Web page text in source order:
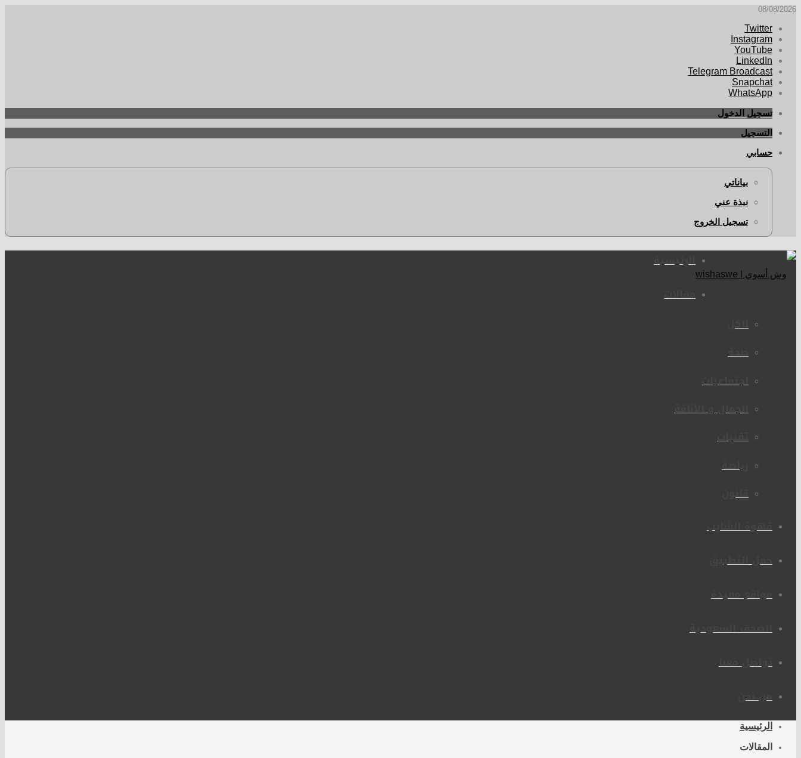
08/08/2026
Twitter
Instagram
YouTube
LinkedIn
Telegram Broadcast
Snapchat
WhatsApp
تسجيل الدخول
التسجيل
حسابي
بياناتي
نبذة عني
تسجيل الخروج
الرئيسية
مقالات
الكل
صحة
اجتماعيات
الجمال و الأناقة
تقنيات
رياضة
قانون
قهوة الشايب
حمل التطبيق
مواقع مفيدة
الصحف السعودية
تواصل معنا
من نحن
الرئيسية
المقالات